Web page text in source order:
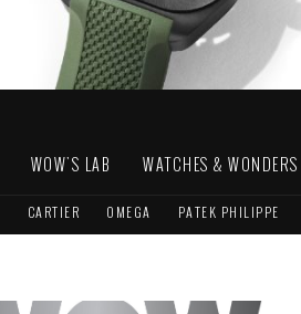
WOW'S LAB WATCHES & WONDERS
CARTIER OMEGA PATEK PHILIPPE